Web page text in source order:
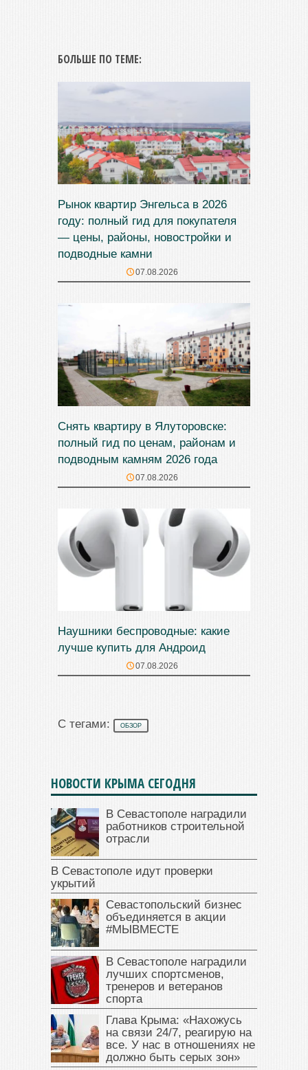
БОЛЬШЕ ПО ТЕМЕ:
Рынок квартир Энгельса в 2026
году: полный гид для покупателя
— цены, районы, новостройки и
подводные камни
07.08.2026
Снять квартиру в Ялуторовске:
полный гид по ценам, районам и
подводным камням 2026 года
07.08.2026
Наушники беспроводные: какие
лучше купить для Андроид
07.08.2026
С тегами: ОБЗОР
НОВОСТИ КРЫМА СЕГОДНЯ
В Севастополе наградили
работников строительной
отрасли
В Севастополе идут проверки
укрытий
Севастопольский бизнес
объединяется в акции
#МЫВМЕСТЕ
В Севастополе наградили
лучших спортсменов,
тренеров и ветеранов
спорта
Глава Крыма: «Нахожусь
на связи 24/7, реагирую на
все. У нас в отношениях не
должно быть серых зон»